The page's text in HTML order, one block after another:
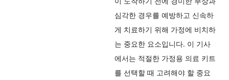
심각한 경우를 예방하고 신속하
게 치료하기 위해 가정에 비치하
는 중요한 요소입니다. 이 기사
에서는 적절한 가정용 의료 키트
를 선택할 때 고려해야 할 중요